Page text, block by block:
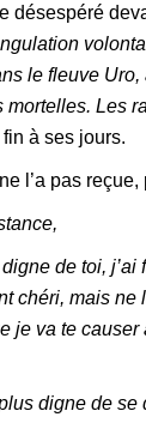
désespéré
le fleuve
Les
à ses jours.
l’a pas
de toi, j’ai
chéri, mais ne
je va te causer
digne de se